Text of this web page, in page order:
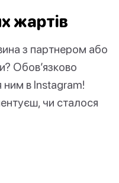
жартів
з партнером або
Обов’язково
ним в Instagram!
чи сталося